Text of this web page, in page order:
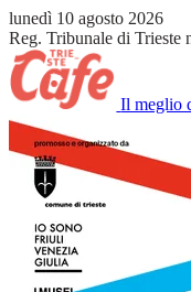
lunedì 10 agosto 2026
Reg. Tribunale di Trieste
Il meglio